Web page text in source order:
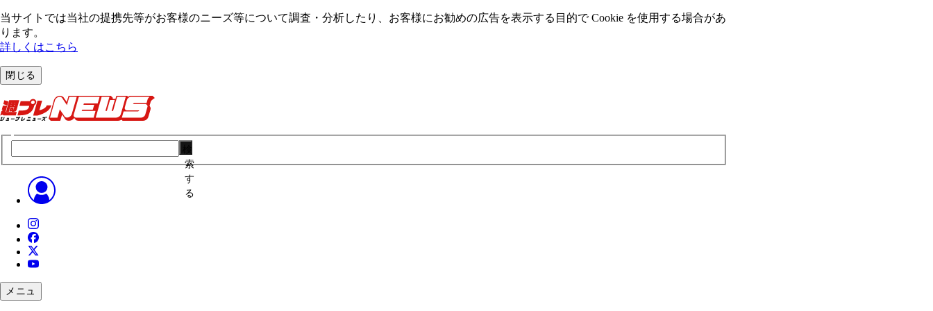
当サイトでは当社の提携先等がお客様のニーズ等について調査・分析したり、お客様にお勧めの広告を表⽰する⽬的で Cookie を使⽤する場合があ
ります。
詳しくはこちら
閉じる
索
す
る
メニュ